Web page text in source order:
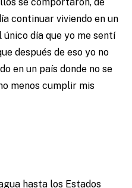
se comportaron, de
continuar viviendo en un
único día que yo me sentí
después de eso yo no
en un país donde no se
menos cumplir mis
hasta los Estados